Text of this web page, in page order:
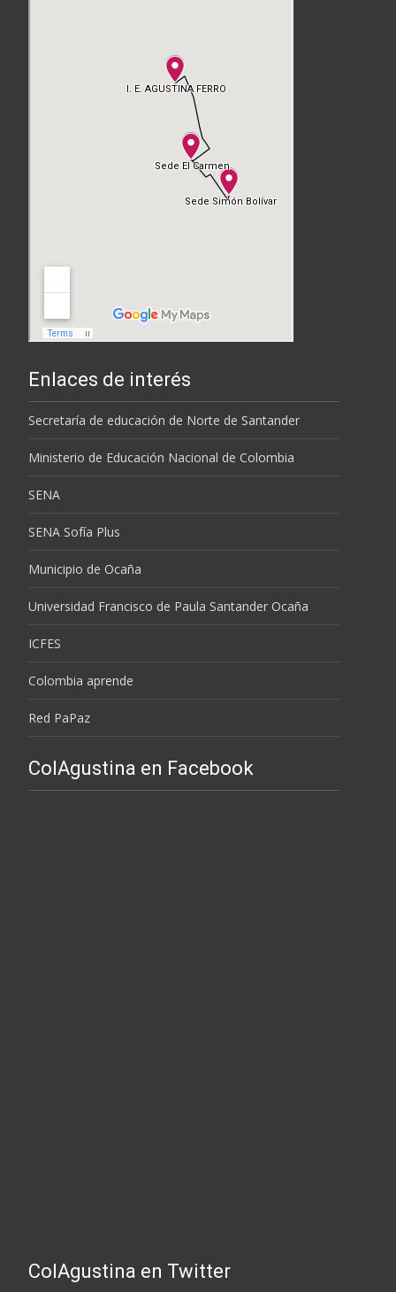
Enlaces de interés
Secretaría de educación de Norte de Santander
Ministerio de Educación Nacional de Colombia
SENA
SENA Sofía Plus
Municipio de Ocaña
Universidad Francisco de Paula Santander Ocaña
ICFES
Colombia aprende
Red PaPaz
ColAgustina en Facebook
ColAgustina en Twitter